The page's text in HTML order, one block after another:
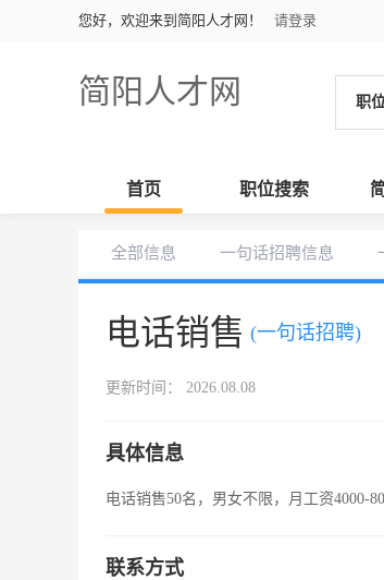
您好，欢迎来到简阳人才网！ 请登录
简阳人才网 职
首页 职位搜索
全部信息 一句话招聘信息
电话销售 (一句话招聘)
更新时间： 2026.08.08
具体信息
电话销售50名，男女不限，月工资4000-
联系方式